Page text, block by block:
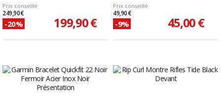
Prix conseillé
249,90 €
-20% 199,90 €
Prix conseillé
49,90 €
-9% 45,00 €